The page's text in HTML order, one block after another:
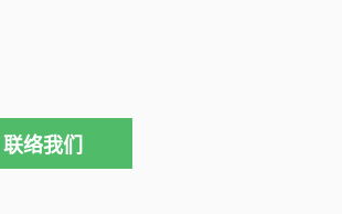
联络我们